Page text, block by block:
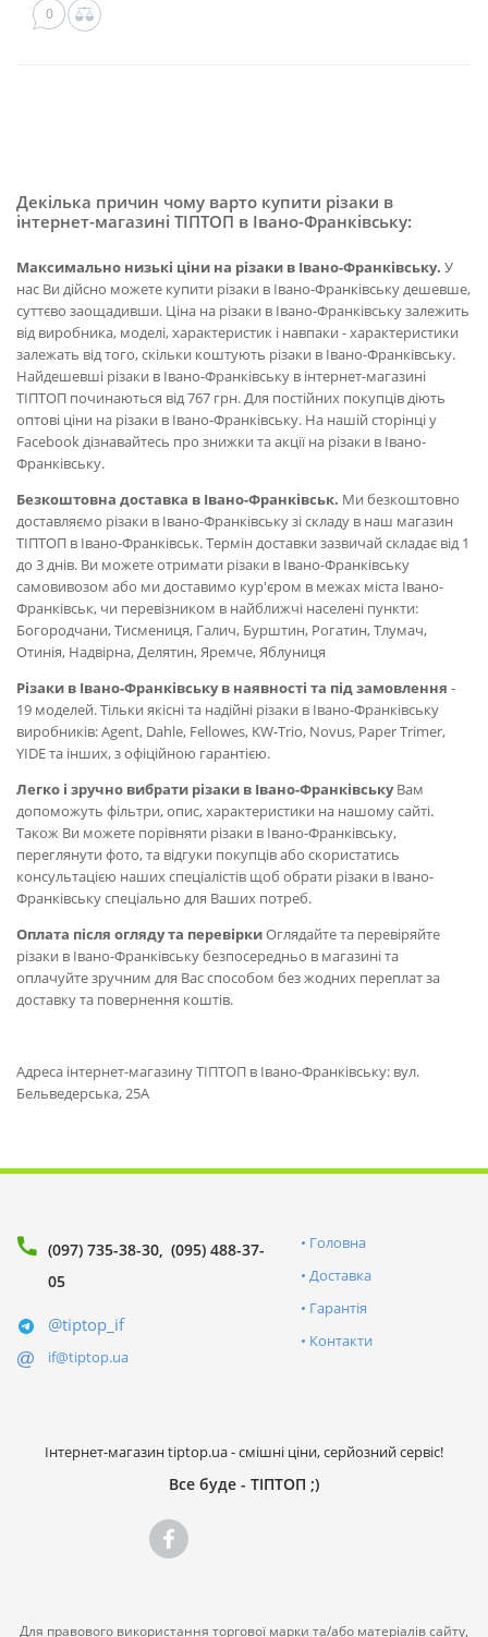
0
Декілька причин чому варто купити різаки в
інтернет-магазині ТІПТОП в Івано-Франківську:
Максимально низькі ціни на різаки в Івано-Франківську. У
нас Ви дійсно можете купити різаки в Івано-Франківську дешевше,
суттєво заощадивши. Ціна на різаки в Івано-Франківську залежить
від виробника, моделі, характеристик і навпаки - характеристики
залежать від того, скільки коштують різаки в Івано-Франківську.
Найдешевші різаки в Івано-Франківську в інтернет-магазині
ТІПТОП починаються від 767 грн. Для постійних покупців діють
оптові ціни на різаки в Івано-Франківську. На нашій сторінці у
Facebook дізнавайтесь про знижки та акції на різаки в Івано-
Франківську.
Безкоштовна доставка в Івано-Франківськ. Ми безкоштовно
доставляємо різаки в Івано-Франківську зі складу в наш магазин
ТІПТОП в Івано-Франківськ. Термін доставки зазвичай складає від 1
до 3 днів. Ви можете отримати різаки в Івано-Франківську
самовивозом або ми доставимо кур'єром в межах міста Івано-
Франківськ, чи перевізником в найближчі населені пункти:
Богородчани, Тисмениця, Галич, Бурштин, Рогатин, Тлумач,
Отинія, Надвірна, Делятин, Яремче, Яблуниця
Різаки в Івано-Франківську в наявності та під замовлення -
19 моделей. Тільки якісні та надійні різаки в Івано-Франківську
виробників: Agent, Dahle, Fellowes, KW-Trio, Novus, Paper Trimer,
YIDE та інших, з офіційною гарантією.
Легко і зручно вибрати різаки в Івано-ФранківськуВам
допоможуть фільтри, опис, характеристики на нашому сайті.
Також Ви можете порівняти різаки в Івано-Франківську,
переглянути фото, та відгуки покупців або скористатись
консультацією наших спеціалістів щоб обрати різаки в Івано-
Франківську спеціально для Ваших потреб.
Оплата після огляду та перевіркиОглядайте та перевіряйте
різаки в Івано-Франківську безпосередньо в магазині та
оплачуйте зручним для Вас способом без жодних переплат за
доставку та повернення коштів.
Адреса інтернет-магазину ТІПТОП в Івано-Франківську: вул.
Бельведерська, 25А
(097) 735-38-30 (095) 488-37-
05
@tiptop_if
if@tiptop.ua
Головна
Доставка
Гарантія
Контакти
Інтернет-магазин tiptop.ua - смішні ціни, серйозний сервіс!
Все буде - ТІПТОП ;)
Для правового використання торгової марки та/або матеріалів сайту,